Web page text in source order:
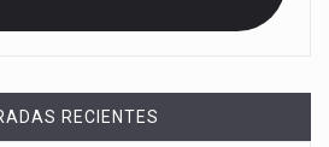
RECIENTES